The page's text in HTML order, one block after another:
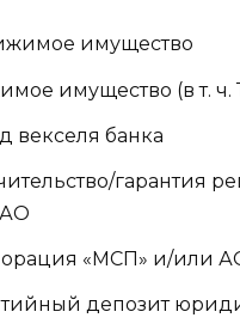
имущество
имущество (в т. ч.
векселя банка
гарантия
АО
«МСП» и/или
депозит